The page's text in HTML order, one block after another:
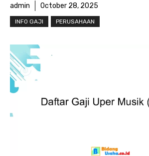
admin October 28, 2025
INFO GAJI PERUSAHAAN